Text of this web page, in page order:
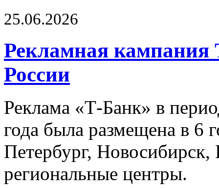
25.06.2026
Рекламная кампания
России
Реклама «Т-Банк» в
года была размещена в 6
Петербург,
региональные центры.